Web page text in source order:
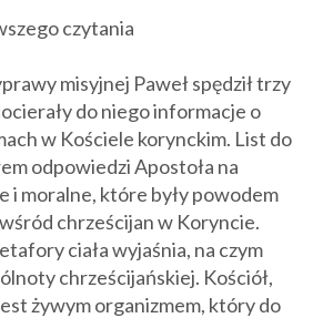
czytania
misyjnej Paweł spędził trzy
do niego informacje o
w Kościele korynckim. List do
odpowiedzi Apostoła na
i moralne, które były powodem
chrześcijan w Koryncie.
ciała wyjaśnia, na czym
chrześcijańskiej. Kościół,
żywym organizmem, który do